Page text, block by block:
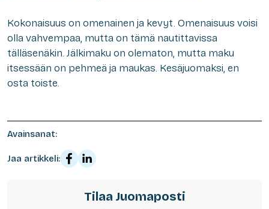
Kokonaisuus on omenainen ja kevyt. Omenaisuus voisi
olla vahvempaa, mutta on tämä nautittavissa
tälläsenäkin. Jälkimaku on olematon, mutta maku
itsessään on pehmeä ja maukas. Kesäjuomaksi, en
osta toiste.
Avainsanat:
Jaa artikkeli:
Tilaa Juomaposti